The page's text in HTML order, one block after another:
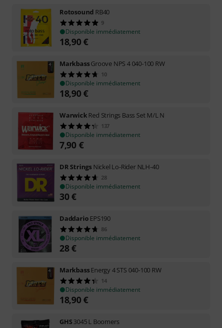
Rotosound RB40
9
Disponible immédiatement
18,90€
MarkbassGroove NPS 4 040-100 RW
10
Disponible immédiatement
18,90€
WarwickRed Strings Bass Set M/L N
137
Disponible immédiatement
7,90 €
DR Strings Nickel Lo-Rider NLH-40
28
Disponible immédiatement
30€
DaddarioEPS190
86
Disponible immédiatement
28€
MarkbassEnergy 4 STS 040-100 RW
14
Disponible immédiatement
18,90€
GHS3045 L Boomers